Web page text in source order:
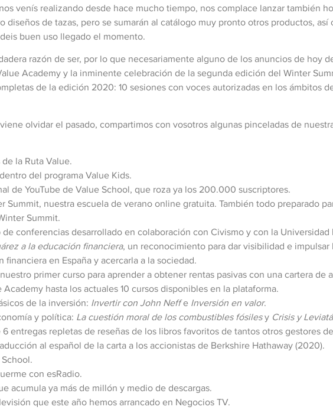
venís realizando desde hace mucho tiempo, nos complace lanzar también
diseños de tazas, pero se sumarán al catálogo muy pronto otros productos,
buen uso llegado el momento.
razón de ser, por lo que necesariamente alguno de los anuncios de hoy
Academy y la inminente celebración de la segunda edición del Winter
de la edición 2020: 10 sesiones con voces autorizadas en los ámbitos
olvidar el pasado, compartimos con vosotros algunas pinceladas de
la Ruta Value.
del programa Value Kids.
de YouTube de Value School, que roza ya los 200.000 suscriptores.
Summit, nuestra escuela de verano online gratuita. También todo preparado
Summit.
conferencias desarrollado en colaboración con Civismo y con la Universidad
a la educación financiera, un reconocimiento para dar visibilidad e impulsar
en España y acercarla a la sociedad.
primer curso para aprender a obtener rentas pasivas con una cartera de
hasta los actuales 10 cursos disponibles en la plataforma.
de la inversión: Invertir con John Neffe Inversión en valor.
y política: La cuestión moral de los combustibles fósilesy Crisis y
entregas repletas de reseñas de los libros favoritos de tantos otros gestores
al español de la carta a los accionistas de Berkshire Hathaway (2020).
con esRadio.
acumula ya más de millón y medio de descargas.
que este año hemos arrancado en Negocios TV.